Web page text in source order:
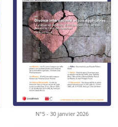
N°5 - 30 janvier 2026